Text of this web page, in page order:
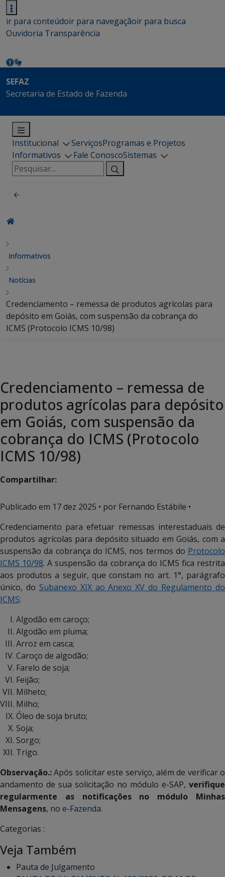
ir para conteúdoir para navegaçãoir para busca
Ouvidoria Transparência
SEFAZ
Secretaria de Estado de Fazenda
Institucional ServiçosProgramas e Projetos
Informativos
Fale ConoscoSistemas
Pesquisar
por:
Informativos
Notícias
Credenciamento – remessa de produtos agrícolas para
depósito em Goiás, com suspensão da cobrança do
ICMS (Protocolo ICMS 10/98)
Credenciamento – remessa de
produtos agrícolas para depósito
em Goiás, com suspensão da
cobrança do ICMS (Protocolo
ICMS 10/98)
Compartilhar:
Publicado em 17 dez 2025 • por Fernando Estábile •
Credenciamento para efetuar remessas interestaduais de
produtos agrícolas para depósito situado em Goiás, com a
suspensão da cobrança do ICMS, nos termos do Protocolo
ICMS 10/98. A suspensão da cobrança do ICMS fica restrita
aos produtos a seguir, que constam no art. 1°, parágrafo
único, do Subanexo XIX ao Anexo XV do Regulamento do
ICMS:
Algodão em caroço;
Algodão em pluma;
Arroz em casca;
Caroço de algodão;
Farelo de soja;
Feijão;
Milheto;
Milho;
Óleo de soja bruto;
Soja;
Sorgo;
Trigo.
Observação.:Após solicitar este serviço, além de verificar o
andamento de sua solicitação no módulo e-SAP, verifique
regularmente as notificações no módulo
Minhas
Mensagens, no e-Fazenda.
Categorias :
Veja Também
Pauta de Julgamento